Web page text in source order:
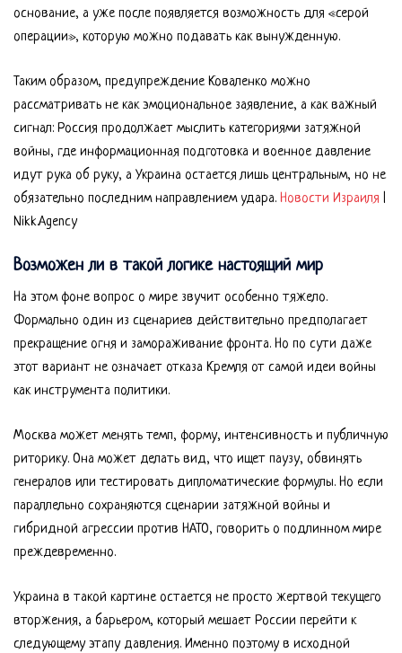
основание, а уже после появляется возможность для «серой
операции», которую можно подавать как вынужденную.
Таким образом, предупреждение Коваленко можно
рассматривать не как эмоциональное заявление, а как важный
сигнал: Россия продолжает мыслить категориями затяжной
войны, где информационная подготовка и военное давление
идут рука об руку, а Украина остается лишь центральным, но не
обязательно последним направлением удара. Новости Израиля |
Nikk.Agency
Возможен ли в такой логике настоящий мир
На этом фоне вопрос о мире звучит особенно тяжело.
Формально один из сценариев действительно предполагает
прекращение огня и замораживание фронта. Но по сути даже
этот вариант не означает отказа Кремля от самой идеи войны
как инструмента политики.
Москва может менять темп, форму, интенсивность и публичную
риторику. Она может делать вид, что ищет паузу, обвинять
генералов или тестировать дипломатические формулы. Но если
параллельно сохраняются сценарии затяжной войны и
гибридной агрессии против НАТО, говорить о подлинном мире
преждевременно.
Украина в такой картине остается не просто жертвой текущего
вторжения, а барьером, который мешает России перейти к
следующему этапу давления. Именно поэтому в исходной